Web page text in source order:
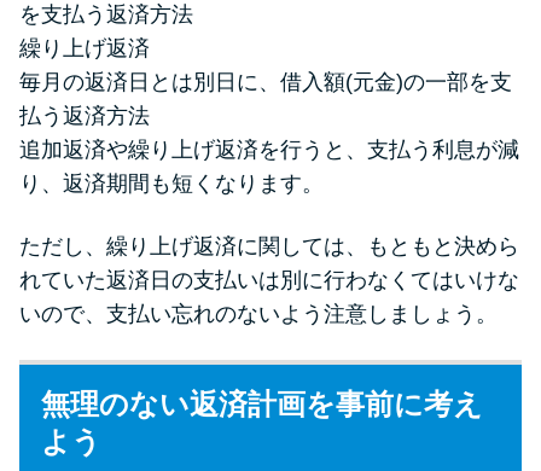
を支払う返済方法
繰り上げ返済
毎月の返済日とは別日に、借入額(元金)の一部を支
払う返済方法
追加返済や繰り上げ返済を行うと、支払う利息が減
り、返済期間も短くなります。
ただし、繰り上げ返済に関しては、もともと決めら
れていた返済日の支払いは別に行わなくてはいけな
いので、支払い忘れのないよう注意しましょう。
無理のない返済計画を事前に考え
よう